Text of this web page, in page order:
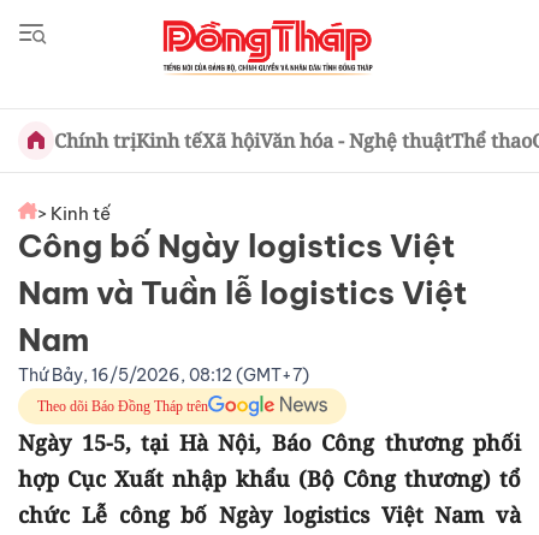
Chính trịKinh tếXã hộiVăn hóa - Nghệ thuậtThể thao
> Kinh tế
Công bố Ngày logistics Việt
Nam và Tuần lễ logistics Việt
Nam
Thứ Bảy, 16/5/2026, 08:12 (GMT+7)
Theo dõi Báo Đồng Tháp trên
Ngày 15-5, tại Hà Nội, Báo Công thương phối
hợp Cục Xuất nhập khẩu (Bộ Công thương) tổ
chức Lễ công bố Ngày logistics Việt Nam và